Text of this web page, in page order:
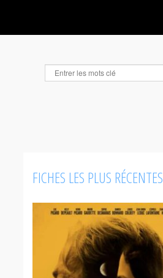
FICHES LES PLUS RÉCENTES